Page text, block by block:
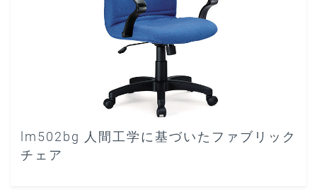
lm502bg 人間工学に基づいたファブリック
チェア